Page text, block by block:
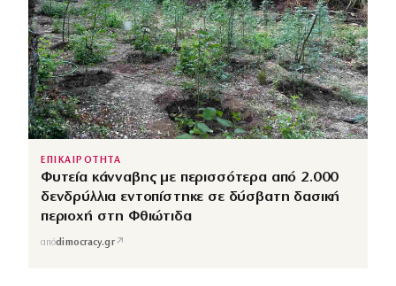
ΕΠΙΚΑΙΡΟΤΗΤΑ
Φυτεία κάνναβης με περισσότερα από 2.000
δενδρύλλια εντοπίστηκε σε δύσβατη δασική
περιοχή στη Φθιώτιδα
απόdimocracy.gr↗